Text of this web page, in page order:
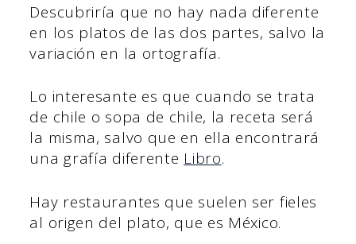
Descubriría que no hay nada diferente
en los platos de las dos partes, salvo la
variación en la ortografía.
Lo interesante es que cuando se trata
de chile o sopa de chile, la receta será
la misma, salvo que en ella encontrará
una grafía diferente Libro.
Hay restaurantes que suelen ser fieles
al origen del plato, que es México.